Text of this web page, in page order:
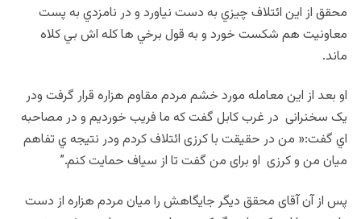
محقق از اين ائتلاف چيزي به دست نياورد و در نامزدي به پست
معاونيت هم شكست خورد و به قول برخي ها كله اش بي كلاه
ماند.
او بعد از این معامله مورد خشم مردم مقاوم هزاره قرار گرفت ودر
یک سخنرانی در غرب کابل گفت که ما فریب خوردیم و در مصاحبه
اي گفت:« من در حقیقت با کرزی ائتلاف کردم ودر نتیجه ي تفاهم
میان من و کرزی او برای من گفت تا از سیاف حمایت کنم.”
پس از آن آقای محقق دیگر جایگاهش را میان مردم هزاره از دست